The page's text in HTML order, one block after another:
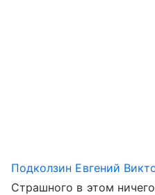
Подколзин Евгений
Страшного в этом